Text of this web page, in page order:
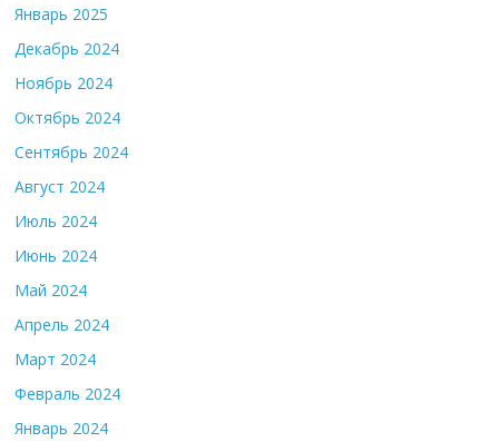
Январь 2025
Декабрь 2024
Ноябрь 2024
Октябрь 2024
Сентябрь 2024
Август 2024
Июль 2024
Июнь 2024
Май 2024
Апрель 2024
Март 2024
Февраль 2024
Январь 2024